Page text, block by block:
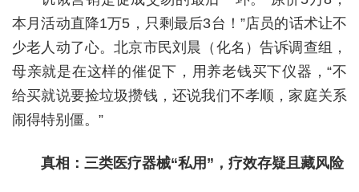
本月活动直降1万5，只剩最后3台！”店员的话术让不
少老人动了心。北京市民刘晨（化名）告诉调查组，
母亲就是在这样的催促下，用养老钱买下仪器，“不
给买就说要捡垃圾攒钱，还说我们不孝顺，家庭关系
闹得特别僵。”
真相：三类医疗器械“私用”，疗效存疑且藏风险